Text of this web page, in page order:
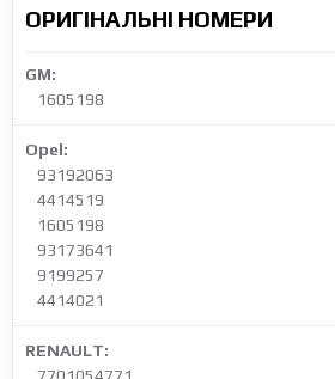
ОРИГІНАЛЬНІ НОМЕРИ
GM:
1605198
Opel:
93192063
4414519
1605198
93173641
9199257
4414021
RENAULT: